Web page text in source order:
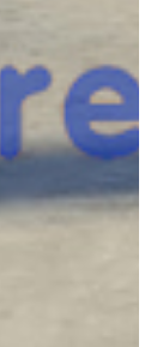
solicitud